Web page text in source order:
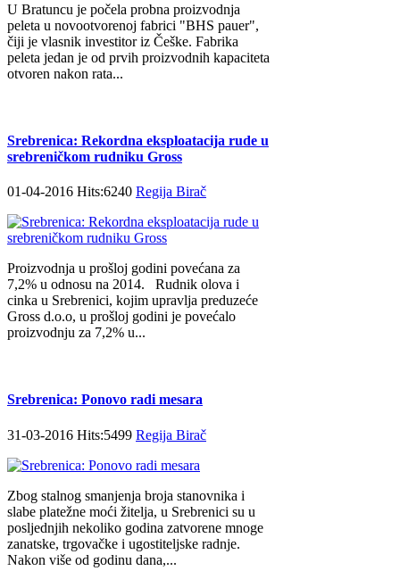
U Bratuncu je počela probna proizvodnja
peleta u novootvorenoj fabrici "BHS pauer",
čiji je vlasnik investitor iz Češke. Fabrika
peleta jedan je od prvih proizvodnih kapaciteta
otvoren nakon rata...
Srebrenica: Rekordna eksploatacija rude u
srebreničkom rudniku Gross
01-04-2016 Hits:6240 Regija Birač
Proizvodnja u prošloj godini povećana za
7,2% u odnosu na 2014. Rudnik olova i
cinka u Srebrenici, kojim upravlja preduzeće
Gross d.o.o, u prošloj godini je povećalo
proizvodnju za 7,2% u...
Srebrenica: Ponovo radi mesara
31-03-2016 Hits:5499 Regija Birač
Zbog stalnog smanjenja broja stanovnika i
slabe platežne moći žitelja, u Srebrenici su u
posljednjih nekoliko godina zatvorene mnoge
zanatske, trgovačke i ugostiteljske radnje.
Nakon više od godinu dana,...